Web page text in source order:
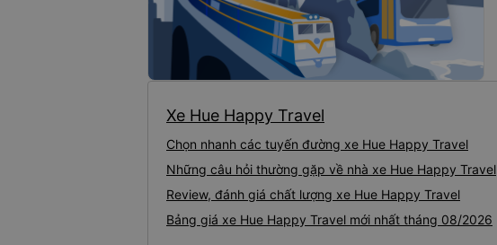
Xe Hue Happy Travel
Chọn nhanh các tuyến đường xe Hue Happy Travel
Những câu hỏi thường gặp về nhà xe Hue Happy Travel
Review, đánh giá chất lượng xe Hue Happy Travel
Bảng giá xe Hue Happy Travel mới nhất tháng 08/2026